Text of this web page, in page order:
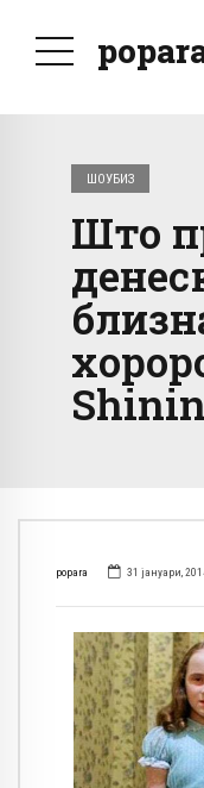
ШОУБИЗ
Што
popara 31 јануари,